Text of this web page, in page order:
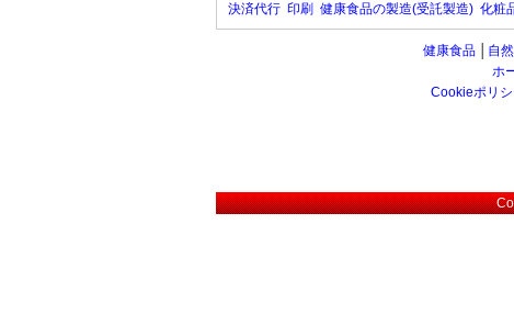
決済代行 印刷 健康食品の製造(受託製造) 化粧
健康食品 自
ホ
Cookieポリ